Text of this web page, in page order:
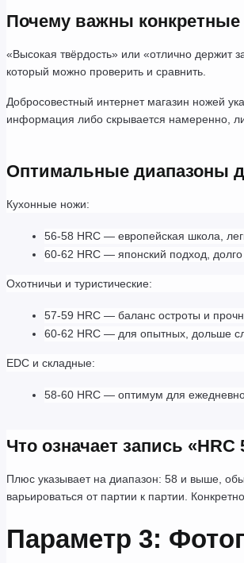
Почему важны
«Высокая твёрдость» или «отлично держит
который можно проверить и сравнить.
Добросовестный интернет магазин ножей
информация либо скрывается намеренно,
Оптимальные диапазоны
Кухонные ножи:
56-58 HRC — европейская школа,
60-62 HRC — японский подход,
Охотничьи и туристические:
57-59 HRC — баланс остроты и
60-62 HRC — для опытных, дольше
EDC и складные:
58-60 HRC — оптимум для
Что означает запись «HRC
Плюс указывает на диапазон: 58 и выше,
варьироваться от партии к партии.
Параметр 3: